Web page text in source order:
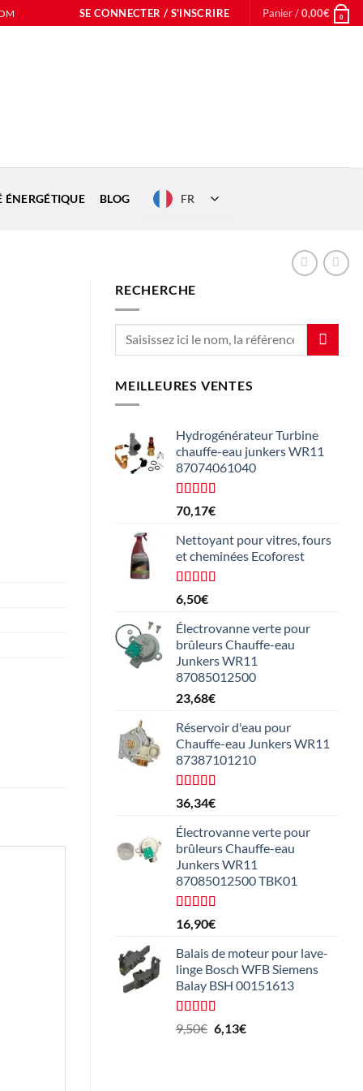
SE CONNECTER / S'INSCRIRE Panier /0,00€ 0
ÉNERGÉTIQUE BLOG FR
RECHERCHE
MEILLEURES VENTES
Hydrogénérateur Turbine
chauffe-eau junkers WR11
87074061040
Note :5/5
70,17€
Nettoyant pour vitres, fours
et cheminées Ecoforest
Note :
4,33
6,50€
Électrovanne verte pour
brûleurs Chauffe-eau
Junkers WR11
87085012500
23,68€
Réservoir d'eau pour
Chauffe-eau Junkers WR11
87387101210
Note :4,5
sur 5
36,34€
Électrovanne verte pour
brûleurs Chauffe-eau
Junkers WR11
87085012500 TBK01
Note :
4,25
16,90€
Balais de moteur pour lave-
linge Bosch WFB Siemens
Balay BSH 00151613
Note : 5/5
9,50€ Le
6,13€Le